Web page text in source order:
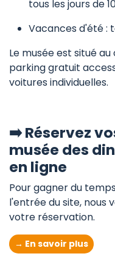
tous les jours de
Vacances d'été :
Le musée est situé
parking gratuit
voitures individuelles.
➡️ Réservez
musée des
en ligne
Pour gagner du
l'entrée du site, nous
votre réservation.
→ En savoir plus